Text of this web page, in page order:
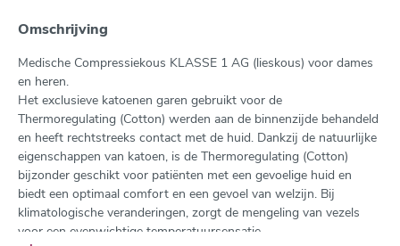
Omschrijving
Medische Compressiekous KLASSE 1 AG (lieskous) voor dames
en heren.
Het exclusieve katoenen garen gebruikt voor de
Thermoregulating (Cotton) werden aan de binnenzijde behandeld
en heeft rechtstreeks contact met de huid. Dankzij de natuurlijke
eigenschappen van katoen, is de Thermoregulating (Cotton)
bijzonder geschikt voor patiënten met een gevoelige huid en
biedt een optimaal comfort en een gevoel van welzijn. Bij
klimatologische veranderingen, zorgt de mengeling van vezels
voor een evenwichtige temperatuursensatie.